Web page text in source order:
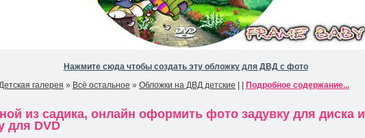
Нажмите сюда чтобы создать эту обложку для ДВД с фото
галерея » Всё остальное » Обложки на ДВД детские Подробное содержание...
из садика, онлайн оформить фото задувку для диска и
для DVD